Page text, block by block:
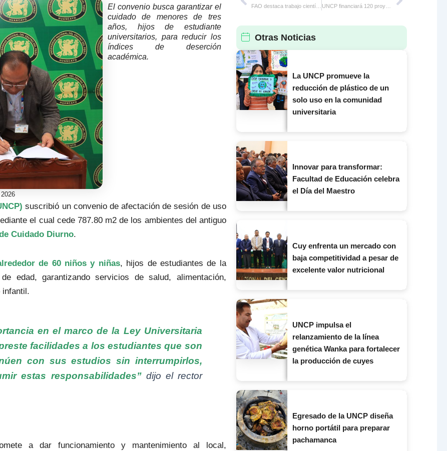
El convenio busca garantizar el
cuidado de menores de tres
años, hijos de estudiante
universitarios, para reducir los
índices de deserción
académica.
suscribió un convenio de afectación de sesión de uso
el cual cede 787.80 m2 de los ambientes del antiguo
Cuidado Diurno.
de 60 niños y niñas, hijos de estudiantes de la
edad, garantizando servicios de salud, alimentación,
infantil.
en el marco de la Ley Universitaria
facilidades a los estudiantes que son
con sus estudios sin interrumpirlos,
estas responsabilidades”dijo el rector
a dar funcionamiento y mantenimiento al local,
FAO destaca trabajo científico de investigador de la UNCP UNCP financiará 120 proyectos de investigación de estudiantes y docentes
Otras Noticias
La UNCP promueve la
reducción de plástico de un
solo uso en la comunidad
universitaria
Innovar para transformar:
Facultad de Educación celebra
el Día del Maestro
Cuy enfrenta un mercado con
baja competitividad a pesar de
excelente valor nutricional
UNCP impulsa el
relanzamiento de la línea
genética Wanka para fortalecer
la producción de cuyes
Egresado de la UNCP diseña
horno portátil para preparar
pachamanca